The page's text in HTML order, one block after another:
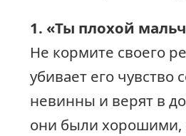
1. «Ты плохой
Не кормите своего
убивает его чувство
невинны и верят в
они были хорошими,